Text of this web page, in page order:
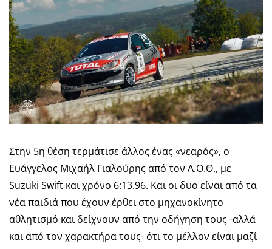
Στην 5η θέση τερμάτισε άλλος ένας «νεαρός», ο
Ευάγγελος Μιχαήλ Γιαλούρης από τον Α.Ο.Θ., με
Suzuki Swift και χρόνο 6:13.96. Και οι δυο είναι από τα
νέα παιδιά που έχουν έρθει στο μηχανοκίνητο
αθλητισμό και δείχνουν από την οδήγηση τους -αλλά
και από τον χαρακτήρα τους- ότι το μέλλον είναι μαζί